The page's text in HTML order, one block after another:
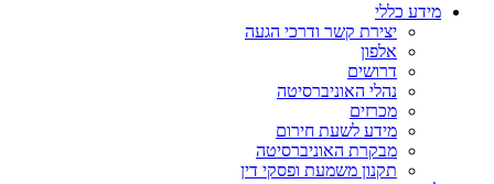
מידע כללי
יצירת קשר ודרכי הגעה
אלפון
דרושים
נהלי האוניברסיטה
מכרזים
מידע לשעת חירום
מבקרת האוניברסיטה
תקנון משמעת ופסקי דין